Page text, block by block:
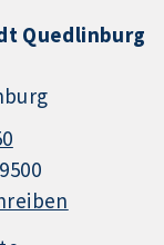
Quedlinburg